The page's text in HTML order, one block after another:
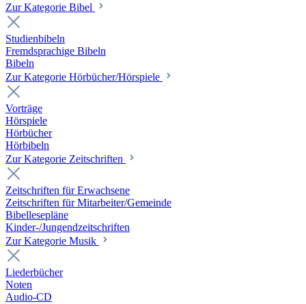
Zur Kategorie Bibel
Studienbibeln
Fremdsprachige Bibeln
Bibeln
Zur Kategorie Hörbücher/Hörspiele
Vorträge
Hörspiele
Hörbücher
Hörbibeln
Zur Kategorie Zeitschriften
Zeitschriften für Erwachsene
Zeitschriften für Mitarbeiter/Gemeinde
Bibellesepläne
Kinder-/Jungendzeitschriften
Zur Kategorie Musik
Liederbücher
Noten
Audio-CD